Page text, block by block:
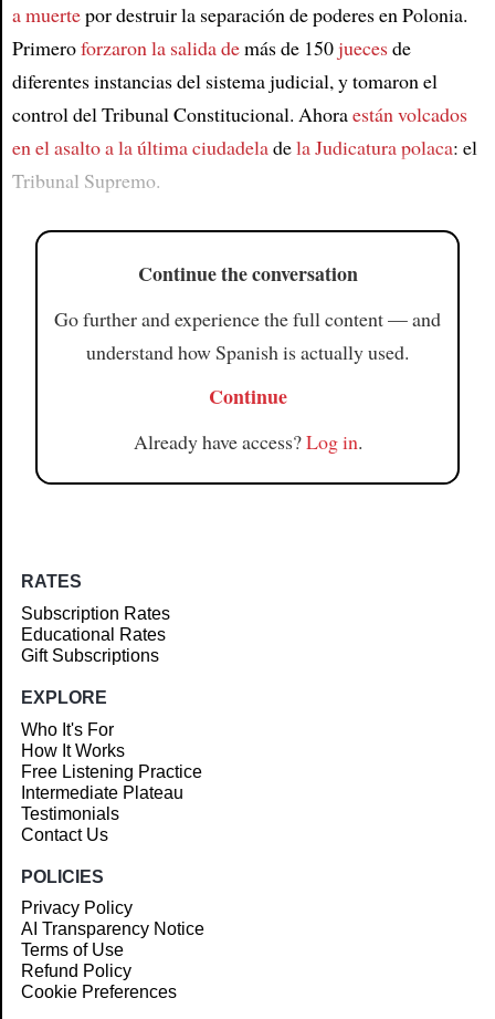
a muertepor destruir la separación de poderes en Polonia.
Primeroforzaron la salida demás de 150juecesde
diferentes instancias del sistema judicial, y tomaron el
control del Tribunal Constitucional. Ahoraestán volcados
enel asalto a la última ciudadeladela Judicatura polaca: el
Tribunal Supremo.
Continue the conversation
Go further and experience the full content — and
understand how Spanish is actually used.
Continue
Already have access?Log in.
RATES
Subscription Rates
Educational Rates
Gift Subscriptions
EXPLORE
Who It's For
How It Works
Free Listening Practice
Intermediate Plateau
Testimonials
Contact Us
POLICIES
Privacy Policy
AI Transparency Notice
Terms of Use
Refund Policy
Cookie Preferences